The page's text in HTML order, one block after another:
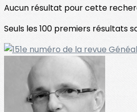
Aucun résultat pour cette
Seuls les 100 premiers résultats